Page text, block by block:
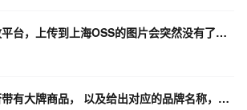
阿里云视觉智能开放平台，上传到上海OSS的图片会突然没有了怎么回事？
需要检测图片中是否带有大牌商品， 以及给出对应的品牌名称，用阿里云视觉智能开放平台内的哪个产品？